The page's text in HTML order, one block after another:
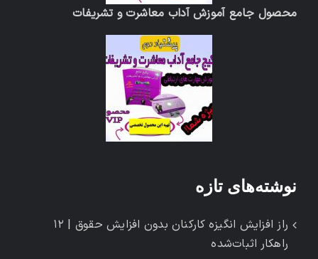
محصول جامع آموزش آداب معاشرت و تشریفات
نوشته‌های تازه
راز افزایش انگیزه کارکنان بدون افزایش حقوق | ۱۲
راهکار اثبات‌شده